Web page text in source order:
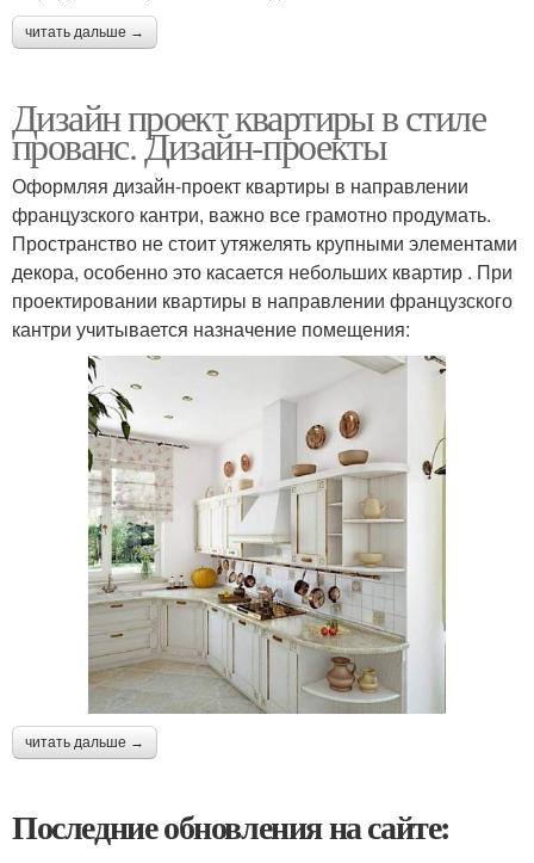
читать дальше →
Дизайн проект квартиры в стиле
прованс. Дизайн-проекты
Оформляя дизайн-проект квартиры в направлении
французского кантри, важно все грамотно продумать.
Пространство не стоит утяжелять крупными элементами
декора, особенно это касается небольших квартир . При
проектировании квартиры в направлении французского
кантри учитывается назначение помещения:
читать дальше →
Последние обновления на сайте: